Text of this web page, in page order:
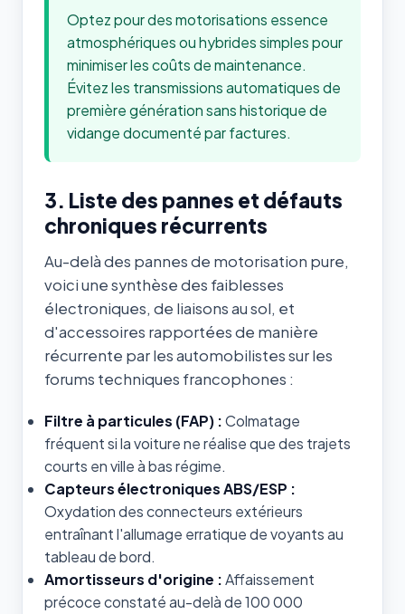
Optez pour des motorisations essence
atmosphériques ou hybrides simples pour
minimiser les coûts de maintenance.
Évitez les transmissions automatiques de
première génération sans historique de
vidange documenté par factures.
3. Liste des pannes et défauts
chroniques récurrents
Au-delà des pannes de motorisation pure,
voici une synthèse des faiblesses
électroniques, de liaisons au sol, et
d'accessoires rapportées de manière
récurrente par les automobilistes sur les
forums techniques francophones :
Filtre à particules (FAP) :Colmatage
fréquent si la voiture ne réalise que des trajets
courts en ville à bas régime.
Capteurs électroniques ABS/ESP :
Oxydation des connecteurs extérieurs
entraînant l'allumage erratique de voyants au
tableau de bord.
Amortisseurs d'origine :Affaissement
précoce constaté au-delà de 100 000